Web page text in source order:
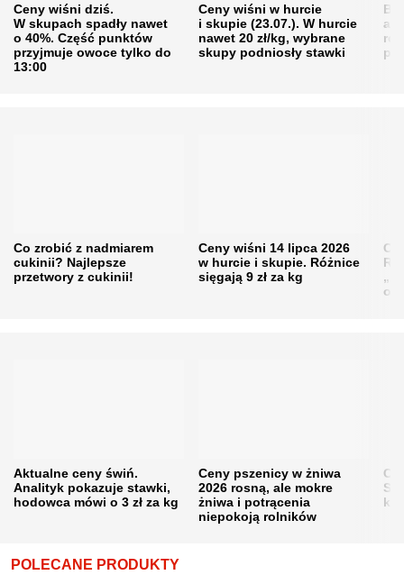
Ceny wiśni dziś.
W skupach spadły nawet
o 40%. Część punktów
przyjmuje owoce tylko do
13:00
Ceny wiśni w hurcie
i skupie (23.07.). W hurcie
nawet 20 zł/kg, wybrane
skupy podniosły stawki
Co zrobić z nadmiarem
cukinii? Najlepsze
przetwory z cukinii!
Ceny wiśni 14 lipca 2026
w hurcie i skupie. Różnice
sięgają 9 zł za kg
Aktualne ceny świń.
Analityk pokazuje stawki,
hodowca mówi o 3 zł za kg
Ceny pszenicy w żniwa
2026 rosną, ale mokre
żniwa i potrącenia
niepokoją rolników
POLECANE PRODUKTY